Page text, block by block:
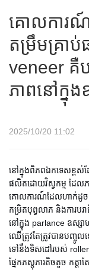
របៀបដែលការតម្រឹមគ្រ
និងគុណភាពនៅក្នុងឧស្
គោលការណ៍
តម្រឹមគ្រាប់
veneer គឺ
ភាពនៅក្នុ
2025/10/20 11:02
នៅក្នុងពិភពឯកទេសខ្ពស់
ផលិតដោយវិស្វកម្ម ដែ
គោលការណ៍ដែលហាក់ដូច
កម្រិតបុព្វលាភ និងការប
នៅក្នុង parlance ឧស្ស
ឈើត្រូវតែត្រូវបានបញ្ចូល
ទៅនឹងទិសដៅរបស់
ផ្នែកភស្តុភារតិចតួច កត្ត